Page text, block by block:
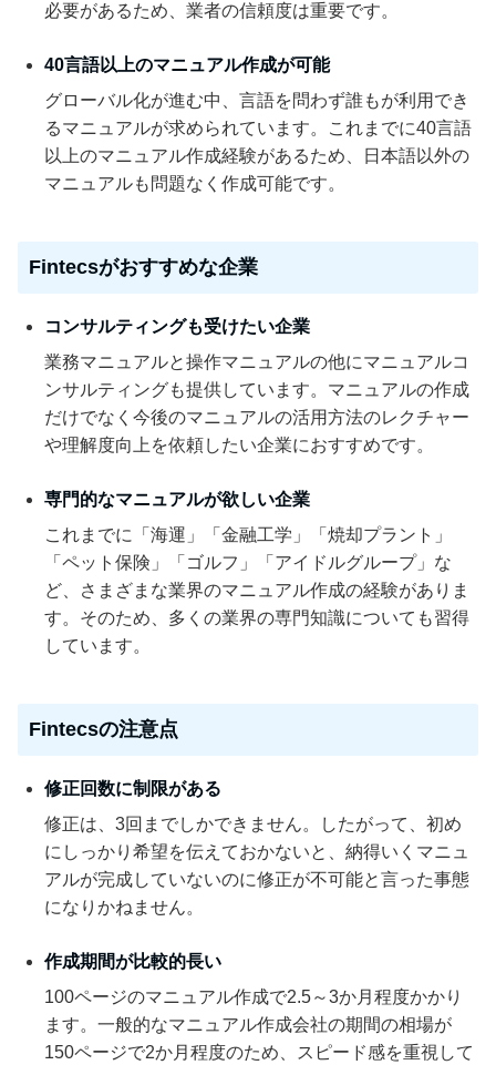
必要があるため、業者の信頼度は重要です。
40言語以上のマニュアル作成が可能
グローバル化が進む中、言語を問わず誰もが利用でき
るマニュアルが求められています。これまでに40言語
以上のマニュアル作成経験があるため、日本語以外の
マニュアルも問題なく作成可能です。
Fintecsがおすすめな企業
コンサルティングも受けたい企業
業務マニュアルと操作マニュアルの他にマニュアルコ
ンサルティングも提供しています。マニュアルの作成
だけでなく今後のマニュアルの活用方法のレクチャー
や理解度向上を依頼したい企業におすすめです。
専門的なマニュアルが欲しい企業
これまでに「海運」「金融工学」「焼却プラント」
「ペット保険」「ゴルフ」「アイドルグループ」な
ど、さまざまな業界のマニュアル作成の経験がありま
す。そのため、多くの業界の専門知識についても習得
しています。
Fintecsの注意点
修正回数に制限がある
修正は、3回までしかできません。したがって、初め
にしっかり希望を伝えておかないと、納得いくマニュ
アルが完成していないのに修正が不可能と言った事態
になりかねません。
作成期間が比較的長い
100ページのマニュアル作成で2.5～3か月程度かかり
ます。一般的なマニュアル作成会社の期間の相場が
150ページで2か月程度のため、スピード感を重視して